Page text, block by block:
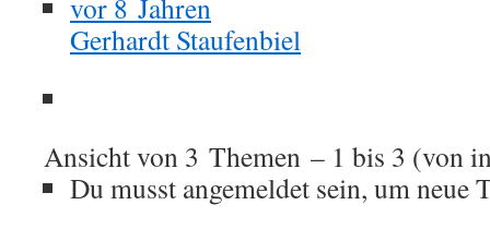
vor 8 Jahren
Gerhardt Staufenbiel
Ansicht von 3 Themen – 1 bis 3 (von
Du musst angemeldet sein, um neue